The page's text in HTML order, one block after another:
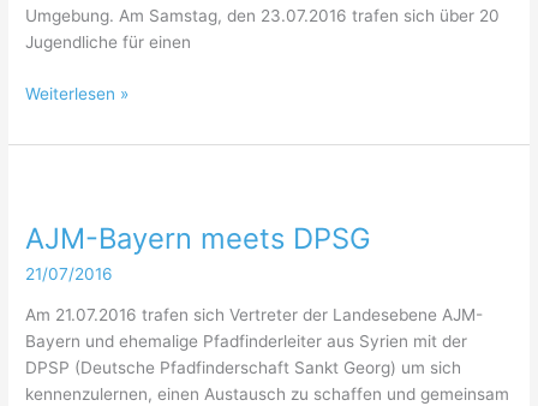
Umgebung. Am Samstag, den 23.07.2016 trafen sich über 20
Jugendliche für einen
Jugend
Aschaffenburg
großes
Netzwerk
für
Miteinander
Weiterlesen »
AJM-Bayern meets DPSG
21/07/2016
Am 21.07.2016 trafen sich Vertreter der Landesebene AJM-
Bayern und ehemalige Pfadfinderleiter aus Syrien mit der
DPSP (Deutsche Pfadfinderschaft Sankt Georg) um sich
kennenzulernen, einen Austausch zu schaffen und gemeinsam